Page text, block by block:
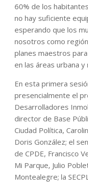
60% de los
no hay suficiente
esperando que los
nosotros como
planes maestros
en las áreas urbana y
En esta primera
presencialmente el
Desarrolladores
director de Base
Ciudad Política,
Doris González; el
de CPDE, Francisco
Mi Parque, Julio
Montealegre; la